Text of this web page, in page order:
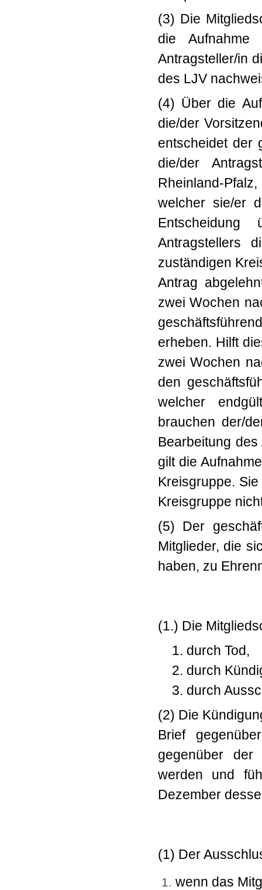
(3) Die
die
Antragsteller/in
des LJV
(4) Über die
die/der
entscheidet der
die/der
Rheinland-
welcher sie/er
Entscheidung
Antragstellers
zuständigen
Antrag
zwei Wochen
erheben. Hilft
zwei Wochen
den
welcher
brauchen der/
Bearbeitung
gilt die
Kreisgruppe.
Kreisgruppe
(5) Der
Mitglieder, die
haben, zu
(1.) Die
1. durch Tod,
2. durch
3. durch
(2) Die
Brief
gegenüber der
werden und
Dezember
(1) Der
wenn das